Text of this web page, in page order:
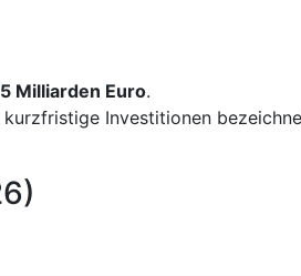
Milliarden Euro.
Investitionen